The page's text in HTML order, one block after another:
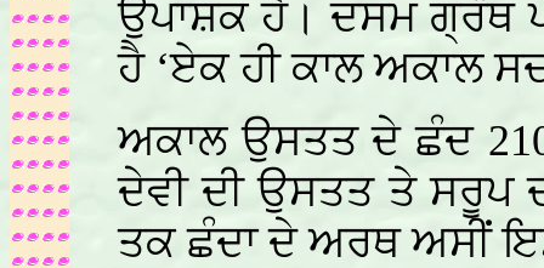
ਉਪਾਸ਼ਕ ਹੈ। ਦਸਮ ਗ੍ਰੰਥ
ਹੈ ‘ਏਕ ਹੀ ਕਾਲ ਅਕਾਲ
ਅਕਾਲ ਉਸਤਤ ਦੇ ਛੰਦ
ਦੇਵੀ ਦੀ ਉਸਤਤ ਤੇ ਸਰੂਪ
ਤਕ ਛੰਦਾ ਦੇ ਅਰਥ ਅਸੀਂ